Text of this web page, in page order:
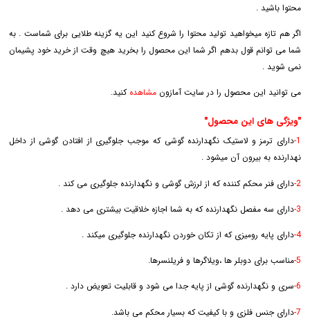
محتوا باشید .
اگر هم تازه میخواهید تولید محتوا را شروع کنید این یه گزینه طلایی برای شماست . به
شما می توانم قول بدهم اگر شما این محصول را بخرید هیچ وقت از خرید خود پشیمان
نمی شوید .
می توانید این محصول را در سایت آمازون مشاهده کنید.
"ویژگی های این محصول"
1-دارای ترمز و لاستیک نگهدارنده گوشی که موجب جلوگیری از افتادن گوشی از داخل
نهدارنده به بیرون آن میشود .
2-دارای فنر محکم کننده که از لرزش گوشی و نگهدارنده جلوگیری می کند .
3- دارای سه مفصل نگهدارنده که به شما اجازه خلاقیت بیشتری می دهد .
4-دارای پایه رومیزی که از تکان خوردن نگهدارنده جلوگیری میکند .
5-مناسب برای دوبلر ها ،ویلاگرها و فریلنسرها.
6-سری و نگهدارنده گوشی از پایه جدا می شود و قابلیت تعویض دارد .
7-دارای جنس فلزی و با کیفیت که بسیار محکم می باشد.